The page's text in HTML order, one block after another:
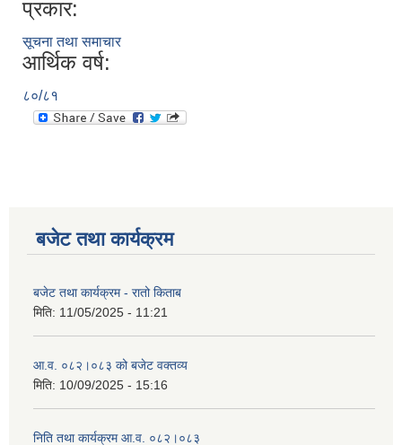
प्रकार:
सूचना तथा समाचार
आर्थिक वर्ष:
८०/८१
बजेट तथा कार्यक्रम
बजेट तथा कार्यक्रम - रातो किताब
मिति: 11/05/2025 - 11:21
आ.व. ०८२।०८३ को बजेट वक्तव्य
मिति: 10/09/2025 - 15:16
निति तथा कार्यक्रम आ.व. ०८२।०८३